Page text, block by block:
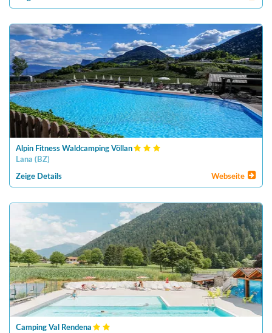
Alpin Fitness Waldcamping Völlan
Lana ( BZ)
Zeige Details Webseite
Camping Val Rendena